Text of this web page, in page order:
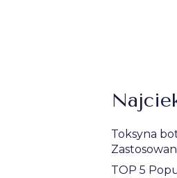
Toksyna
TOP 5